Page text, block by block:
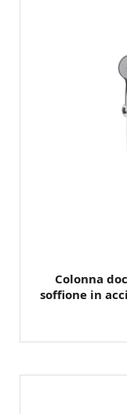
Colonna
soffione in